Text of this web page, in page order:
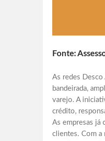
Fonte:
As redes Desco
bandeirada,
varejo. A
crédito,
As empresas já
clientes. Com a